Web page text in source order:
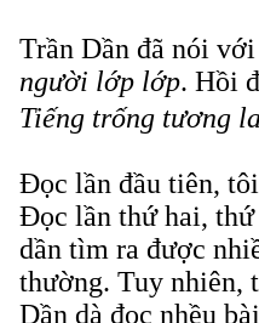
Trần Dần đã nói
người lớp lớp. Hồi
Tiếng trống tương
Đọc lần đầu tiên,
Đọc lần thứ hai, thứ
dần tìm ra được
thường. Tuy nhiên,
Dần dà đọc nhều